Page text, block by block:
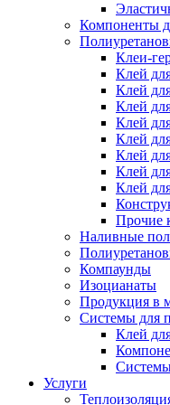
Компоненты
Клеи-
Клей
Клей
Клей
Клей
Клей
Клей
Клей
Клей
Прочие
Наливные
Компаунды
Изоцианаты
Продукция в
Системы для
Клей
Услуги